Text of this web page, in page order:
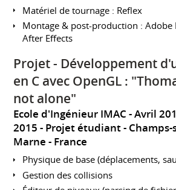
Matériel de tournage : Reflex
Montage & post-production : Adobe
After Effects
Projet - Développement
en C avec OpenGL :
not alone"
Ecole d'Ingénieur IMAC
Avril
2015 Projet étudiant
Champs-
Marne
France
Physique de base (déplacements,
Gestion des collisions